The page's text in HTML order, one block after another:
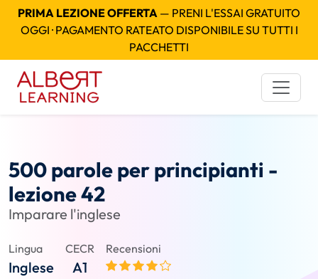
PRIMA LEZIONE OFFERTA — PRENI L'ESSAI GRATUITO
OGGI · PAGAMENTO RATEATO DISPONIBILE SU TUTTI I
PACCHETTI
500 parole per principianti -
lezione 42
Imparare l'inglese
Lingua
Inglese
CECR
A1
Recensioni